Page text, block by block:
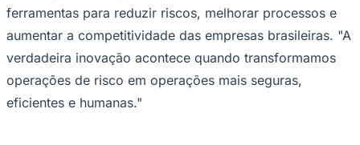
Coritiba
ferramentas para reduzir riscos, melhorar processos e
aumentar a competitividade das empresas brasileiras. "A
verdadeira inovação acontece quando transformamos
operações de risco em operações mais seguras,
eficientes e humanas."